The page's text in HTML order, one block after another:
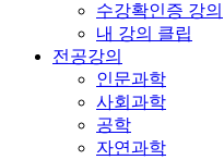
수강확인증 강의
내 강의 클립
전공강의
인문과학
사회과학
공학
자연과학